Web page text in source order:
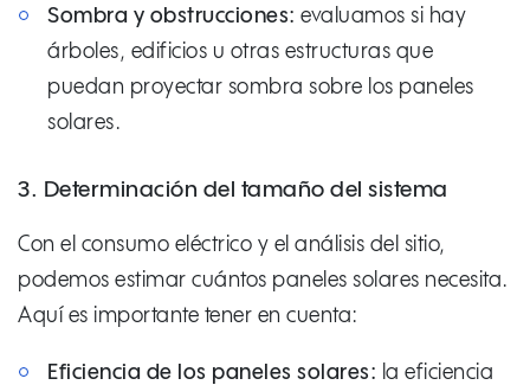
Sombra y obstrucciones: evaluamos si hay
árboles, edificios u otras estructuras que
puedan proyectar sombra sobre los paneles
solares.
3. Determinación del tamaño del sistema
Con el consumo eléctrico y el análisis del sitio,
podemos estimar cuántos paneles solares necesita.
Aquí es importante tener en cuenta:
Eficiencia de los paneles solares: la eficiencia